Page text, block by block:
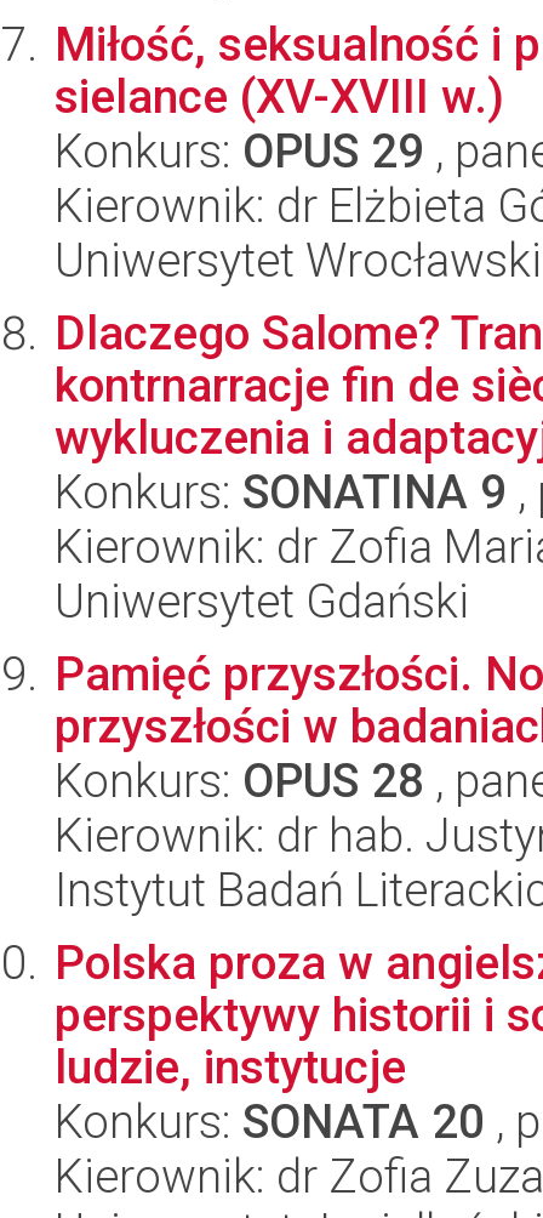
Miłość, seksualność i
sielance (XV-XVIII w.)
Konkurs: OPUS 29 ,
Kierownik: dr Elżbieta
Uniwersytet Wrocławski
Dlaczego Salome?
kontrnarracje fin de
wykluczenia i
Konkurs: SONATINA 9
Kierownik: dr Zofia
Uniwersytet Gdański
Pamięć przyszłości.
przyszłości w
Konkurs: OPUS 28 ,
Kierownik: dr hab.
Instytut Badań
Polska proza w
perspektywy historii i
ludzie, instytucje
Konkurs: SONATA 20 ,
Kierownik: dr Zofia